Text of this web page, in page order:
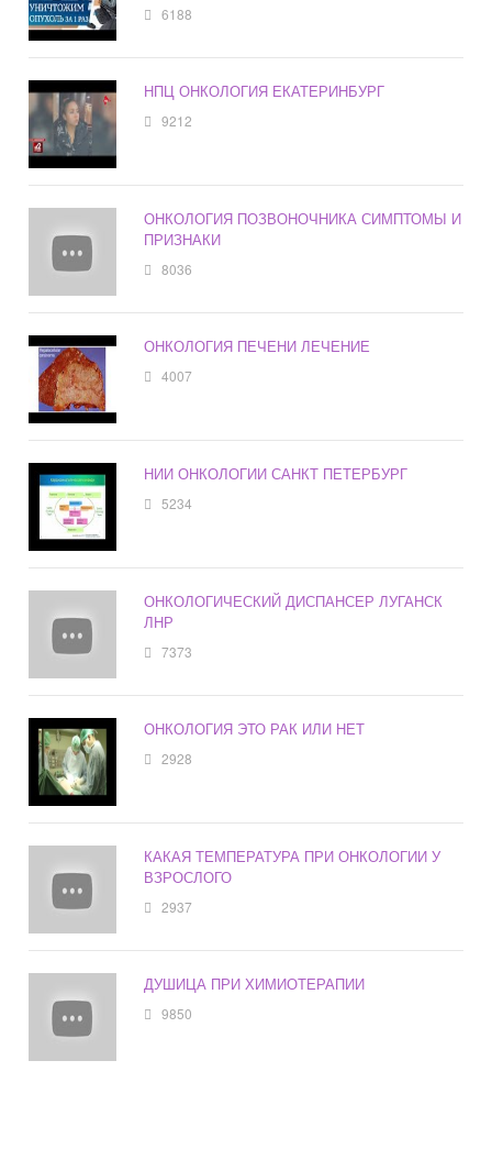
6188
НПЦ ОНКОЛОГИЯ ЕКАТЕРИНБУРГ
9212
ОНКОЛОГИЯ ПОЗВОНОЧНИКА СИМПТОМЫ И
ПРИЗНАКИ
8036
ОНКОЛОГИЯ ПЕЧЕНИ ЛЕЧЕНИЕ
4007
НИИ ОНКОЛОГИИ САНКТ ПЕТЕРБУРГ
5234
ОНКОЛОГИЧЕСКИЙ ДИСПАНСЕР ЛУГАНСК
ЛНР
7373
ОНКОЛОГИЯ ЭТО РАК ИЛИ НЕТ
2928
КАКАЯ ТЕМПЕРАТУРА ПРИ ОНКОЛОГИИ У
ВЗРОСЛОГО
2937
ДУШИЦА ПРИ ХИМИОТЕРАПИИ
9850